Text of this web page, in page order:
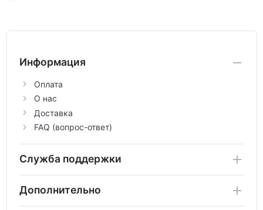
Информация
Оплата
О нас
Доставка
FAQ (вопрос-ответ)
Служба поддержки
Дополнительно